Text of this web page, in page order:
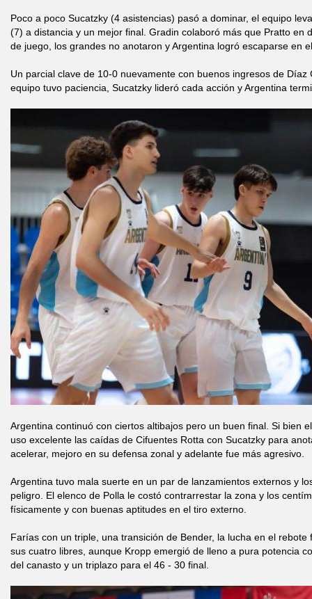
Poco a poco Sucatzky (4 asistencias) pasó a dominar, el equipo
(7) a distancia y un mejor final. Gradin colaboró más que Pratto en
de juego, los grandes no anotaron y Argentina logró escaparse en
Un parcial clave de 10-0 nuevamente con buenos ingresos de Díaz
equipo tuvo paciencia, Sucatzky lideró cada acción y Argentina
Argentina continuó con ciertos altibajos pero un buen final. Si bien
uso excelente las caídas de Cifuentes Rotta con Sucatzky para
acelerar, mejoro en su defensa zonal y adelante fue más agresivo.
Argentina tuvo mala suerte en un par de lanzamientos externos y
peligro. El elenco de Polla le costó contrarrestar la zona y los
físicamente y con buenas aptitudes en el tiro externo.
Farías con un triple, una transición de Bender, la lucha en el
sus cuatro libres, aunque Kropp emergió de lleno a pura potencia
del canasto y un triplazo para el 46 - 30 final.